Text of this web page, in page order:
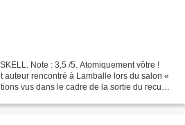
Note : 3,5 /5. Atomiquement vôtre !
auteur rencontré à Lamballe lors du salon «
vus dans le cadre de la sortie du recueil